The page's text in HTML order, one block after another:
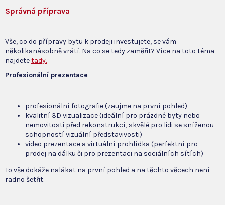
Správná příprava
Vše, co do přípravy bytu k prodeji investujete, se vám
několikanásobně vrátí. Na co se tedy zaměřit? Více na toto téma
najdetetady.
Profesionální prezentace
profesionální fotografie (zaujme na první pohled)
kvalitní 3D vizualizace (ideální pro prázdné byty nebo
nemovitosti před rekonstrukcí, skvělé pro lidi se sníženou
schopností vizuální představivosti)
video prezentace a virtuální prohlídka (perfektní pro
prodej na dálku či pro prezentaci na sociálních sítích)
To vše dokáže nalákat na první pohled a na těchto věcech není
radno šetřit.